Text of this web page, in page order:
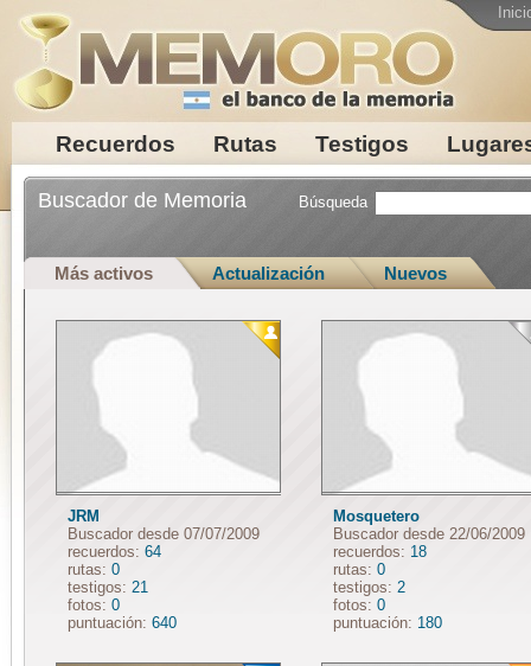
Recuerdos Rutas Testigos
Buscador de Memoria Búsqueda
Más activos Actualización Nuevos
JRM
Buscador desde 07/07/2009
recuerdos: 64
rutas: 0
testigos: 21
fotos: 0
puntuación: 640
Mosquetero
Buscador desde 22/06/2009
recuerdos: 18
rutas: 0
testigos: 2
fotos: 0
puntuación: 180